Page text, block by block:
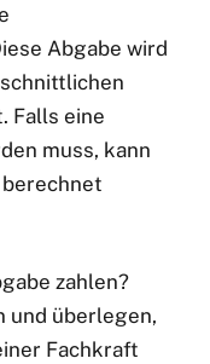
Abgabe wird
Falls eine
muss, kann
zahlen?
und überlegen,
Fachkraft